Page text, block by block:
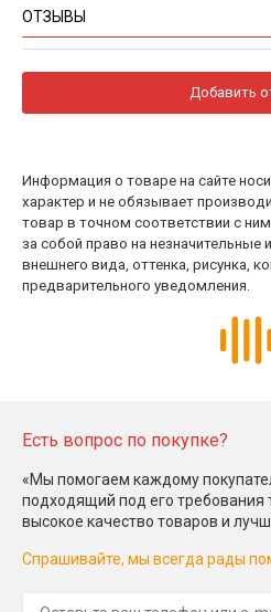
ОТЗЫВЫ
Добавить
Информация о товаре на сайте
характер и не обязывает
товар в точном соответствии с
за собой право на незначительные
внешнего вида, оттенка, рисунка,
предварительного уведомления.
Есть вопрос по покупке?
«Мы помогаем каждому
подходящий под его требования
высокое качество товаров и
Спрашивайте, мы всегда рады